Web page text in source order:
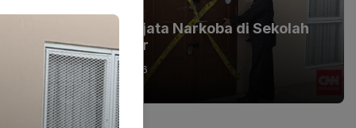
Skandal Senjata Narkoba di Sekolah
Jaksel Geger
08-08-2026 - 13.26